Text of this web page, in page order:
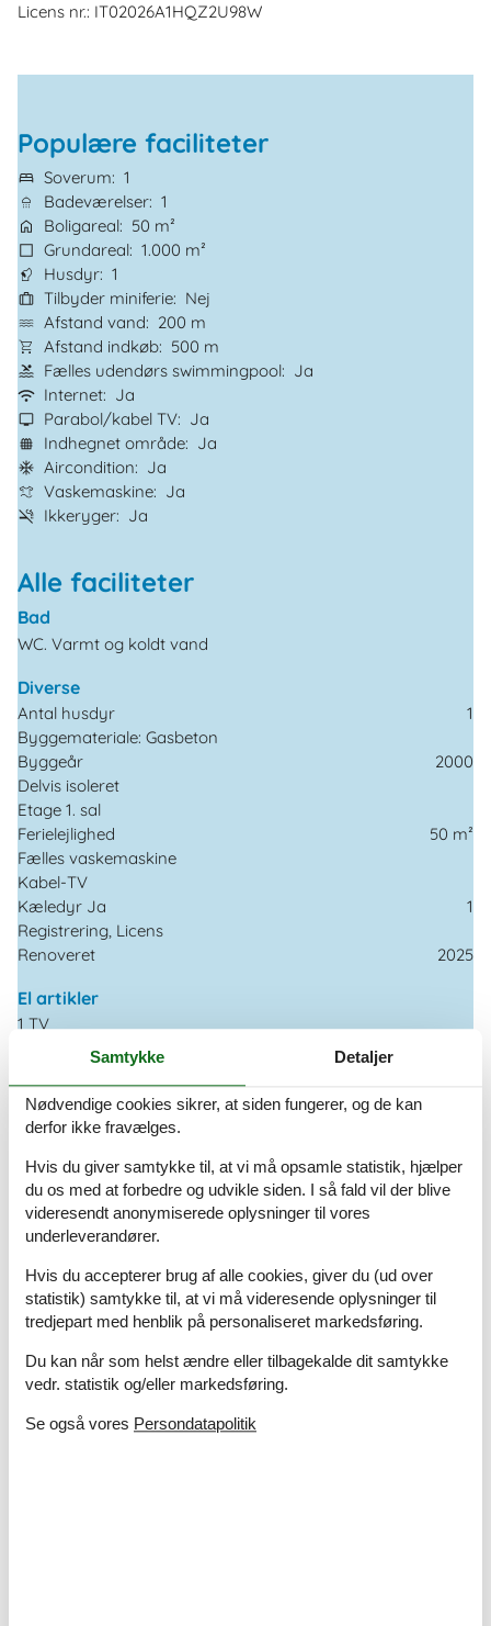
Licens nr.: IT02026A1HQZ2U98W
Populære faciliteter
Soverum
1
Badeværelser 1
Boligareal
50 m²
Grundareal 1.000 m²
Husdyr 1
Tilbyder miniferie
Nej
Afstand vand
200 m
Afstand indkøb
500 m
Fælles udendørs swimmingpool
Ja
Internet
Ja
Parabol/kabel TV
Ja
Indhegnet område
Ja
Aircondition
Ja
Vaskemaskine
Ja
Ikkeryger
Ja
Alle faciliteter
Bad
WC. Varmt og koldt vand
Diverse
Antal husdyr
1
Byggemateriale: Gasbeton
Byggeår
2000
Delvis isoleret
Etage 1. sal
Ferielejlighed
50 m²
Fælles vaskemaskine
Kabel-TV
Kæledyr Ja
1
Registrering, Licens
Renoveret
2025
El artikler
1 TV
Internet (trådløst)
I nærheden
Afs. til nærmeste vand/badning
Afstand lufthavn SUF
Afstand til indkøb
500 m
Nærmeste beboelse
5 m
Nærmeste by
Nærmeste restaurant
Indendørs
Aircondition
Koncepter
Røgfrit hus
Køkken
Samtykke Detaljer
Nødvendige cookies sikrer, at siden fungerer, og de kan
derfor ikke fravælges.
Hvis du giver samtykke til, at vi må opsamle statistik, hjælper
du os med at forbedre og udvikle siden. I så fald vil der blive
videresendt anonymiserede oplysninger til vores
underleverandører.
Hvis du accepterer brug af alle cookies, giver du (ud over
statistik) samtykke til, at vi må videresende oplysninger til
tredjepart med henblik på personaliseret markedsføring.
Du kan når som helst ændre eller tilbagekalde dit samtykke
vedr. statistik og/eller markedsføring.
Se også vores Persondatapolitik